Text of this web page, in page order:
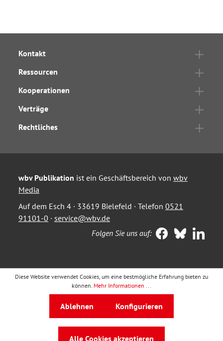
Kontakt
Ressourcen
Kooperationen
Verträge
Rechtliches
wbv Publikation ist ein Geschäftsbereich von wbv
Media
Auf dem Esch 4 · 33619 Bielefeld · Telefon 0521
91101-0 · service@wbv.de
Folgen Sie uns auf:
Diese Website verwendet Cookies, um eine bestmögliche Erfahrung bieten zu
können. Mehr Informationen ...
Ablehnen Konfigurieren
Alle Cookies akzeptieren